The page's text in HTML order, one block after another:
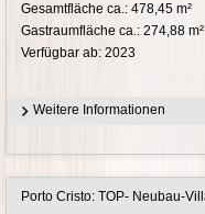
Gesamtfläche ca.: 478,45 m²
Gastraumfläche ca.: 274,88 m²
Verfügbar ab: 2023
Weitere Informationen